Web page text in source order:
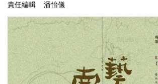
責任編輯 潘怡儀